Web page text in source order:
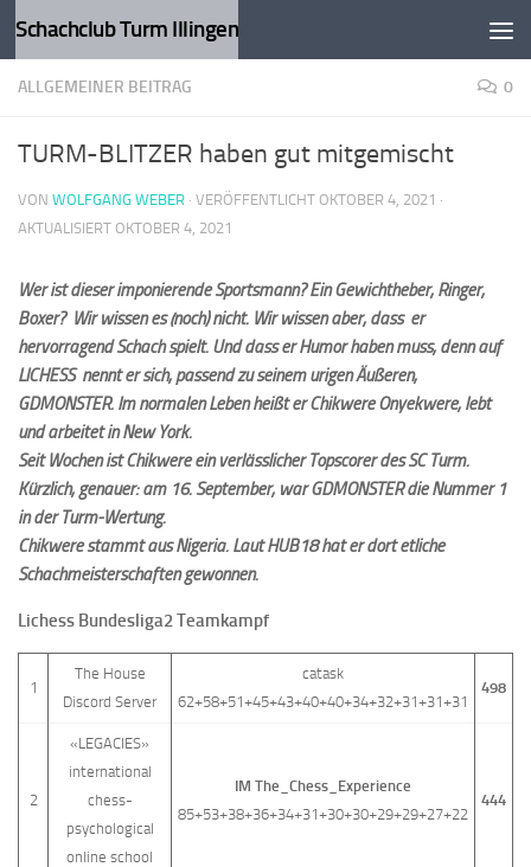
Zum Inhalt springen
Schachclub Turm Illingen
ALLGEMEINER BEITRAG 0
TURM-BLITZER haben gut mitgemischt
VON WOLFGANG WEBER · VERÖFFENTLICHT OKTOBER 4, 2021 ·
AKTUALISIERT OKTOBER 4, 2021
Wer ist dieser imponierende Sportsmann? Ein Gewichtheber, Ringer,
Boxer? Wir wissen es (noch) nicht. Wir wissen aber, dass er
hervorragend Schach spielt. Und dass er Humor haben muss, denn auf
LICHESS nennt er sich, passend zu seinem urigen Äußeren,
GDMONSTER. Im normalen Leben heißt er Chikwere Onyekwere, lebt
und arbeitet in New York.
Seit Wochen ist Chikwere ein verlässlicher Topscorer des SC Turm.
Kürzlich, genauer: am 16. September, war GDMONSTER die Nummer 1
in der Turm-Wertung.
Chikwerestammt aus Nigeria. Laut HUB18 hat er dort etliche
Schachmeisterschaften gewonnen.
Lichess Bundesliga2 Teamkampf
1
The House
Discord Server
catask
62+58+51+45+43+40+40+34+32+31+31+31
498
2
«LEGACIES»
international
chess-
psychological
online school
IM The_Chess_Experience
85+53+38+36+34+31+30+30+29+29+27+22
444